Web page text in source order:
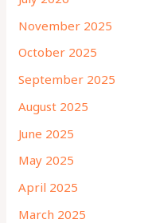
November 2025
October 2025
September 2025
August 2025
June 2025
May 2025
April 2025
March 2025